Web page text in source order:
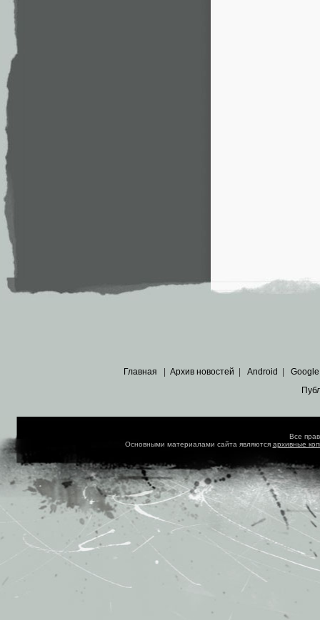
Главная Архив новостей Android Google
Все
Основными материалами сайта являются архивные